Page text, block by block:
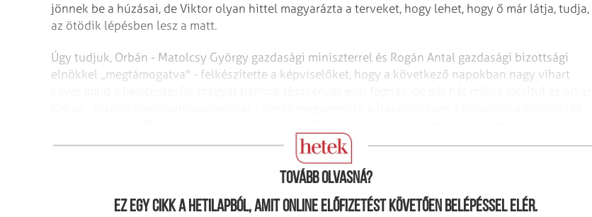
jönnek be a húzásai, de Viktor olyan hittel magyarázta a terveket, hogy lehet, hogy ő már látja, tudja,
az ötödik lépésben lesz a matt.
Úgy tudjuk, Orbán - Matolcsy György gazdasági miniszterrel és Rogán Antal gazdasági bizottsági
elnökkel „megtámogatva" - felkészítette a képviselőket, hogy a következő napokban nagy vihart
közgazdászokkal és szakértőkkel vesszük górcső alá javaslatait.
Tovább olvasná?
Ez egy cikk a hetilapból, amit online előfizetést követően belépéssel elér.